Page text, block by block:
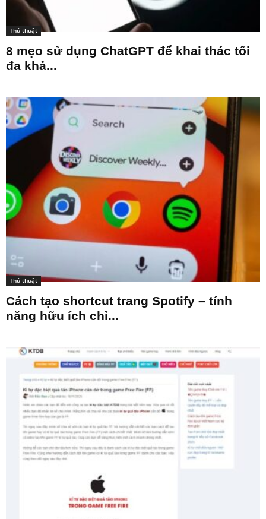
Thủ thuật
8 mẹo sử dụng ChatGPT để khai thác tối
đa khả...
Thủ thuật
Cách tạo shortcut trang Spotify – tính
năng hữu ích chỉ...